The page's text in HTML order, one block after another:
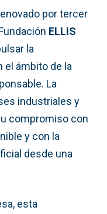
por tercer
ELLIS
la
el ámbito de la
La
industriales y
compromiso con
y con la
desde una
esta